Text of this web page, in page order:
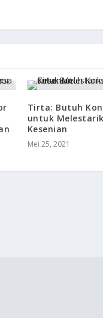
Tirta: Butuh
untuk
Kesenian
Mei 25, 2021